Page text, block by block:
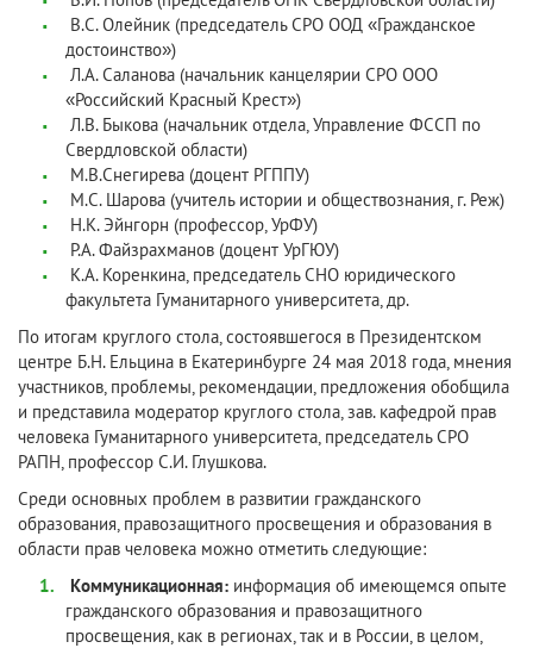
В.С. Олейник (председатель СРО ООД «Гражданское
достоинство»)
Л.А. Саланова (начальник канцелярии СРО ООО
«Российский Красный Крест»)
Л.В. Быкова (начальник отдела, Управление ФССП по
Свердловской области)
М.В.Снегирева (доцент РГППУ)
М.С. Шарова (учитель истории и обществознания, г. Реж)
Н.К. Эйнгорн (профессор, УрФУ)
Р.А. Файзрахманов (доцент УрГЮУ)
К.А. Коренкина, председатель СНО юридического
факультета Гуманитарного университета, др.
По итогам круглого стола, состоявшегося в Президентском
центре Б.Н. Ельцина в Екатеринбурге 24 мая 2018 года, мнения
участников, проблемы, рекомендации, предложения обобщила
и представила модератор круглого стола, зав. кафедрой прав
человека Гуманитарного университета, председатель СРО
РАПН, профессор С.И. Глушкова.
Среди основных проблем в развитии гражданского
образования, правозащитного просвещения и образования в
области прав человека можно отметить следующие:
Коммуникационная: информация об имеющемся опыте
гражданского образования и правозащитного
просвещения, как в регионах, так и в России, в целом,